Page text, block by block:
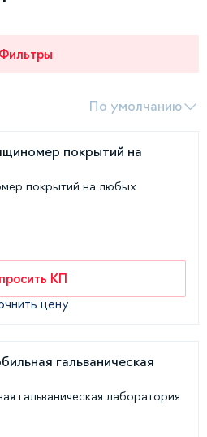
Фильтры
По умолчанию
покрытий на любых
КП
цену
гальваническая лаборатория